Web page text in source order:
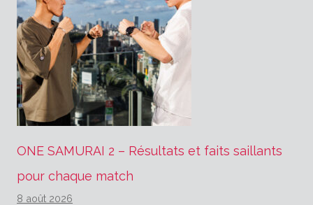
ONE SAMURAI 2 – Résultats et faits saillants
pour chaque match
8 août 2026